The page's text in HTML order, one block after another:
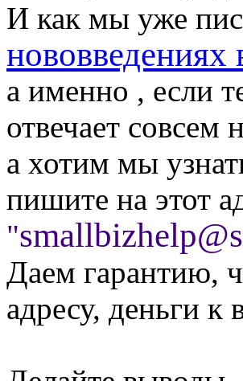
И как мы уже
нововведениях
а именно , если
отвечает
а хотим мы
пишите на этот
"
Даем гарантию,
адресу, деньги к